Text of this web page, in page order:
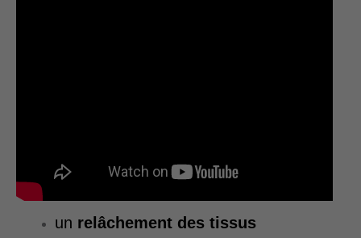
un relâchement des tissus